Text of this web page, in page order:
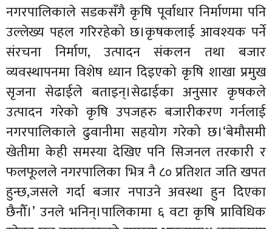
नगरपालिकाले सडकसँगै कृषि पूर्वाधार निर्माणमा पनि
उल्लेख्य पहल गरिरहेको छ।कृषकलाई आवश्यक पर्ने
संरचना निर्माण, उत्पादन संकलन तथा बजार
व्यवस्थापनमा विशेष ध्यान दिइएको कृषि शाखा प्रमुख
सृजना सेढाईले बताइन्।सेढाईका अनुसार कृषकले
उत्पादन गरेको कृषि उपजहरु बजारीकरण गर्नलाई
नगरपालिकाले ढुवानीमा सहयोग गरेको छ।‘बेमौसमी
खेतीमा केही समस्या देखिए पनि सिजनल तरकारी र
फलफूलले नगरपालिका भित्र नै ८० प्रतिशत जति खपत
हुन्छ,जसले गर्दा बजार नपाउने अवस्था हुन दिएका
छैनौँ।’ उनले भनिन्।पालिकामा ६ वटा कृषि प्राविधिक